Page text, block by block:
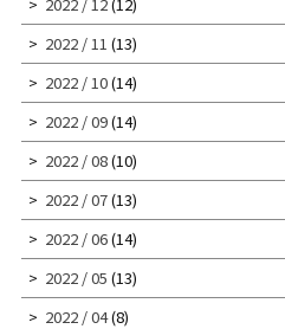
2022 / 11 (13)
2022 / 10(14)
2022 / 09(14)
2022 / 08(10)
2022 / 07(13)
2022 / 06(14)
2022 / 05 (13)
2022 / 04(8)